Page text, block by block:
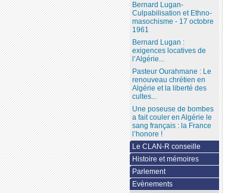
Bernard Lugan-
Culpabilisation et Ethno-
masochisme - 17 octobre
1961
Bernard Lugan :
exigences locatives de
l’Algérie...
Pasteur Ourahmane : Le
renouveau chrétien en
Algérie et la liberté des
cultes...
Une poseuse de bombes
a fait couler en Algérie le
sang français : la France
l’honore !
Le CLAN-R conseille
Histoire et mémoires
Parlement
Evènements